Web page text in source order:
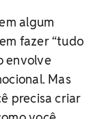
algum
fazer “tudo
envolve
Mas
precisa criar